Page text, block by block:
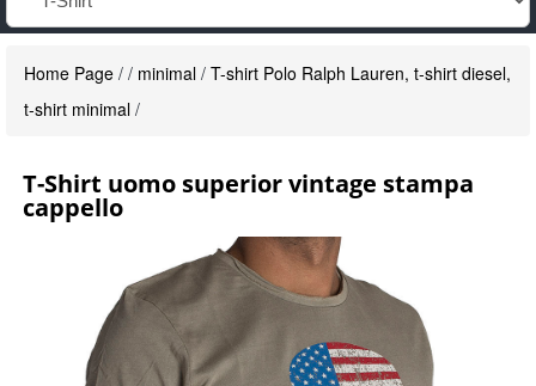
Home Page / / minimal / T-shirt Polo Ralph Lauren, t-shirt diesel,
t-shirt minimal /
T-Shirt uomo superior vintage stampa
cappello